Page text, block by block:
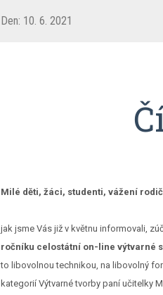
Den: 10. 6. 2021
Milé děti, žáci, studenti, vážení
jak jsme Vás již v květnu informovali,
ročníku celostátní on-line výtvarné
to libovolnou technikou, na libovolný
kategorií Výtvarné tvorby paní učitelky